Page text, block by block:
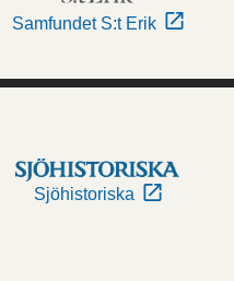
Samfundet S:t Erik
Sjöhistoriska